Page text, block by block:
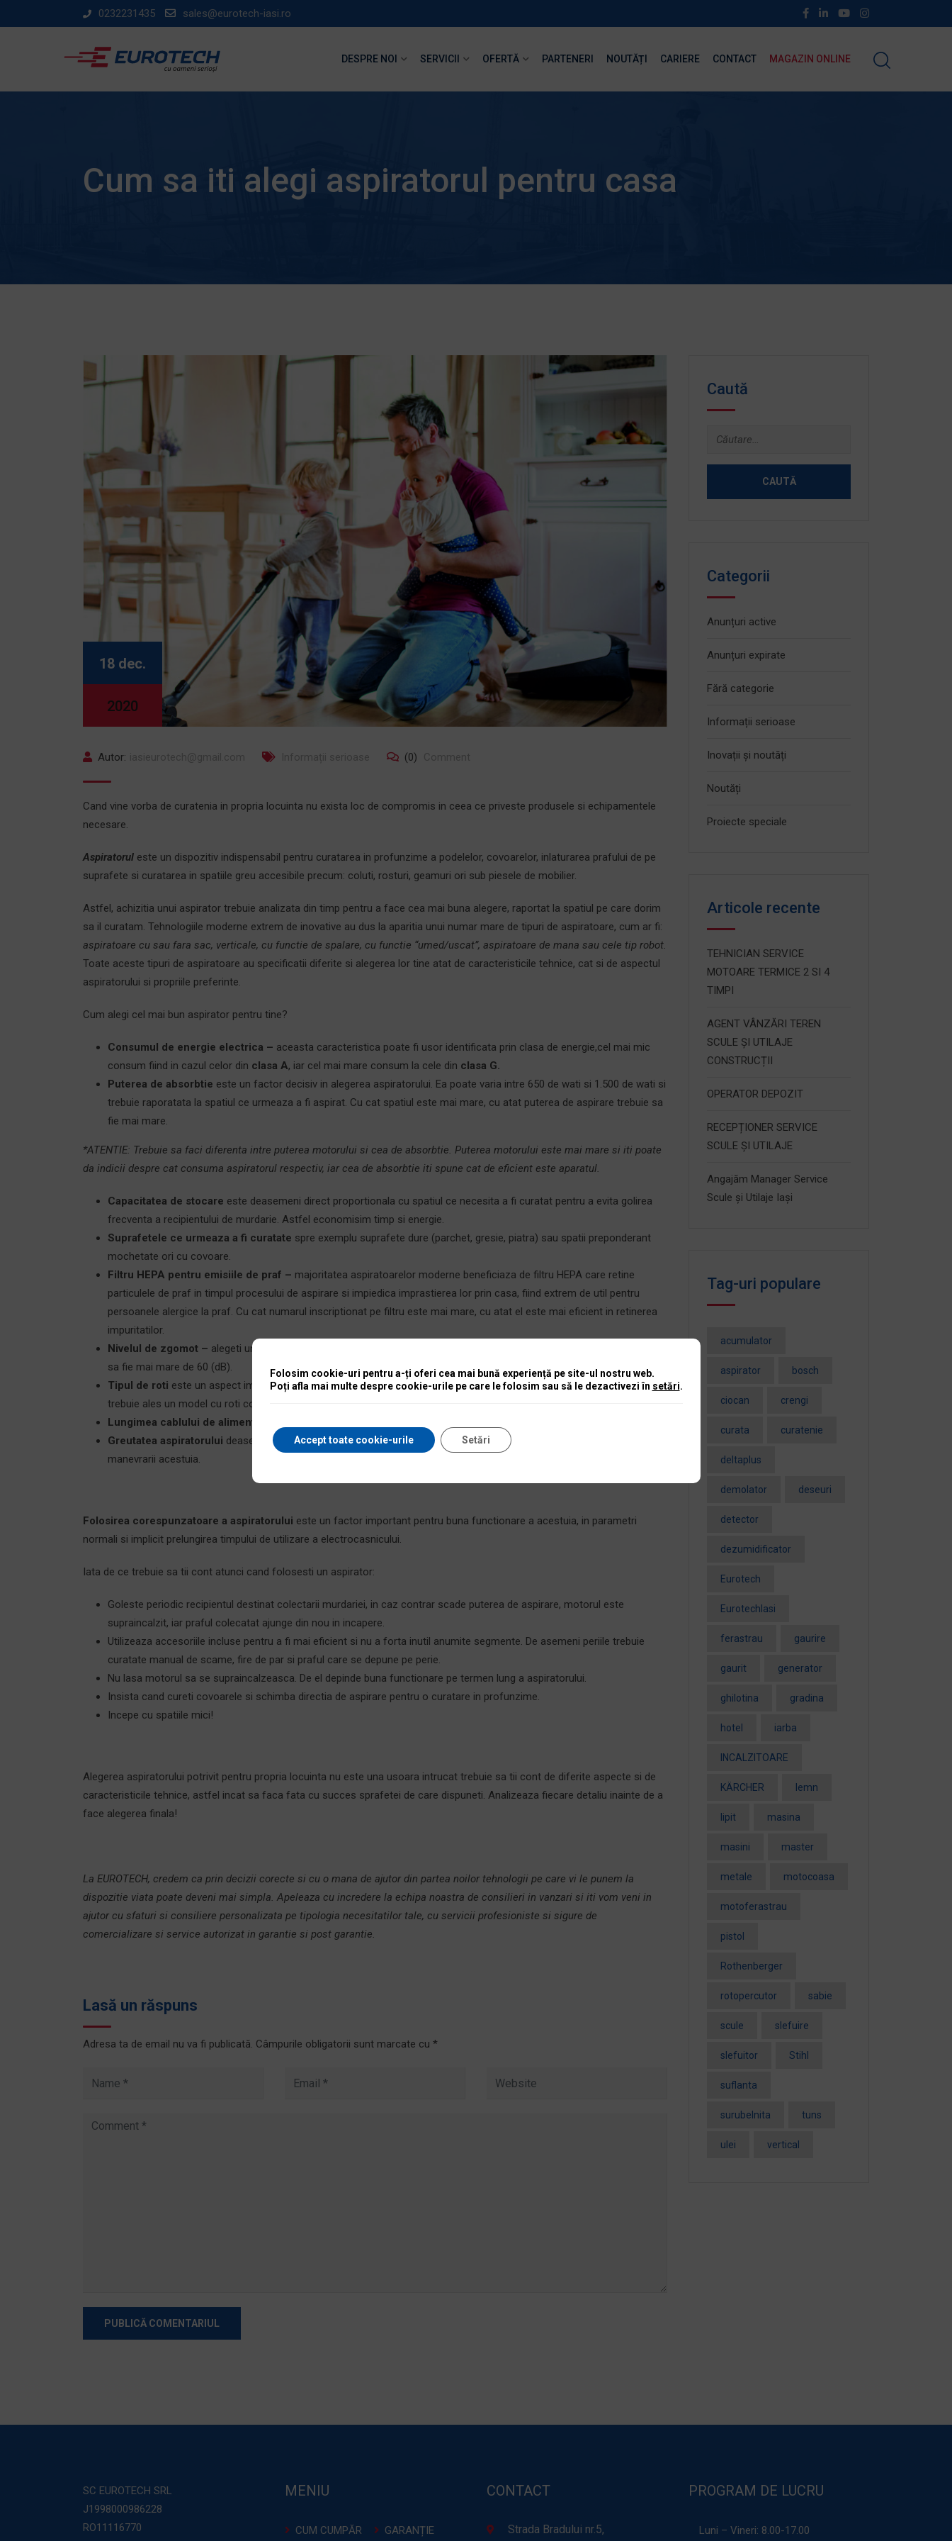
to
0232231435 sales@eurotech-iasi.ro
DESPRE NOI SERVICII OFERTĂ PARTENERI NOUTĂȚI CARIERE CONTACT MAGAZIN ONLINE
Cum sa iti alegi aspiratorul pentru casa
18 dec.
2020
Autor: (0)
Cand vine vorba de curatenia in propria locuinta nu exista loc de compromis in ceea ce priveste produsele si echipamentele
necesare.
Aspiratorul este un dispozitiv indispensabil pentru curatarea in profunzime a podelelor, covoarelor, inlaturarea prafului de pe
suprafete si curatarea in spatiile greu accesibile precum: coluti, rosturi, geamuri ori sub piesele de mobilier.
Astfel, achizitia unui aspirator trebuie analizata din timp pentru a face cea mai buna alegere, raportat la spatiul pe care dorim
sa il curatam. Tehnologiile moderne extrem de inovative au dus la aparitia unui numar mare de tipuri de aspiratoare, cum ar fi:
aspiratoare cu sau fara sac, verticale, cu functie de spalare, cu functie “umed/uscat”, aspiratoare de mana sau cele tip robot.
Toate aceste tipuri de aspiratoare au specificatii diferite si alegerea lor tine atat de caracteristicile tehnice, cat si de aspectul
aspiratorului si propriile preferinte.
Cum alegi cel mai bun aspirator pentru tine?
Consumul de energie electrica – aceasta caracteristica poate fi usor identificata prin clasa de energie,cel mai mic
consum fiind in cazul celor din clasa A, iar cel mai mare consum la cele din clasa G.
Puterea de absorbtie este un factor decisiv in alegerea aspiratorului. Ea poate varia intre 650 de wati si 1.500 de wati si
trebuie raporatata la spatiul ce urmeaza a fi aspirat. Cu cat spatiul este mai mare, cu atat puterea de aspirare trebuie sa
fie mai mare.
*ATENTIE: Trebuie sa faci diferenta intre puterea motorului si cea de absorbtie. Puterea motorului este mai mare si iti poate
da indicii despre cat consuma aspiratorul respectiv, iar cea de absorbtie iti spune cat de eficient este aparatul.
Capacitatea de stocare este deasemeni direct proportionala cu spatiul ce necesita a fi curatat pentru a evita golirea
frecventa a recipientului de murdarie. Astfel economisim timp si energie.
Suprafetele ce urmeaza a fi curatate spre exemplu suprafete dure (parchet, gresie, piatra) sau spatii preponderant
mochetate ori cu covoare.
Filtru HEPA pentru emisiile de praf – majoritatea aspiratoarelor moderne beneficiaza de filtru HEPA care retine
particulele de praf in timpul procesului de aspirare si impiedica imprastierea lor prin casa, fiind extrem de util pentru
persoanele alergice la praf. Cu cat numarul inscriptionat pe filtru este mai mare, cu atat el este mai eficient in retinerea
impuritatilor.
Nivelul de zgomot – alegeti un aspirator silentios. Acest lucru poate fi identificat usor prin decibeli (dB), care nu trebuie
sa fie mai mare de 60 (dB).
Tipul de roti este un aspect important pentru cei care folosesc aspiratorul pentru curatarea parchetului. In acest caz
trebuie ales un model cu roti confectionate dintr-un plastic mai moale pentru a evita zgarierea suprafetei.
Lungimea cablului de alimentare
Greutatea aspiratorului deasemeni un alt aspect destul de important pentru a nu depune foarte mult efort in timpul
manevrarii acestuia.
Folosirea corespunzatoare a aspiratorului este un factor important pentru buna functionare a acestuia, in parametri
normali si implicit prelungirea timpului de utilizare a electrocasnicului.
Iata de ce trebuie sa tii cont atunci cand folosesti un aspirator:
Goleste periodic recipientul destinat colectarii murdariei, in caz contrar scade puterea de aspirare, motorul este
supraincalzit, iar praful colecatat ajunge din nou in incapere.
Utilizeaza accesoriile incluse pentru a fi mai eficient si nu a forta inutil anumite segmente. De asemeni periile trebuie
curatate manual de scame, fire de par si praful care se depune pe perie.
Nu lasa motorul sa se supraincalzeasca. De el depinde buna functionare pe termen lung a aspiratorului.
Insista cand cureti covoarele si schimba directia de aspirare pentru o curatare in profunzime.
Incepe cu spatiile mici!
Alegerea aspiratorului potrivit pentru propria locuinta nu este una usoara intrucat trebuie sa tii cont de diferite aspecte si de
caracteristicile tehnice, astfel incat sa faca fata cu succes sprafetei de care dispuneti. Analizeaza fiecare detaliu inainte de a
face alegerea finala!
La EUROTECH, credem ca prin decizii corecte si cu o mana de ajutor din partea noilor tehnologii pe care vi le punem la
dispozitie viata poate deveni mai simpla. Apeleaza cu incredere la echipa noastra de consilieri in vanzari si iti vom veni in
ajutor cu sfaturi si consiliere personalizata pe tipologia necesitatilor tale, cu servicii profesioniste si sigure de
comercializare si service autorizat in garantie si post garantie.
Lasă un răspuns
Adresa ta de email nu va fi publicată. Câmpurile obligatorii sunt marcate cu *
Caută
Caută
Categorii
Anunțuri active
Anunțuri expirate
Fără categorie
Informații serioase
Inovații și noutăți
Noutăți
Proiecte speciale
Articole recente
TEHNICIAN SERVICE
MOTOARE TERMICE 2 SI 4
TIMPI
AGENT VÂNZĂRI TEREN
SCULE ȘI UTILAJE
CONSTRUCȚII
OPERATOR DEPOZIT
RECEPȚIONER SERVICE
SCULE ȘI UTILAJE
Angajăm Manager Service
Scule și Utilaje Iași
Tag-uri populare
acumulator
aspirator bosch
ciocan crengi
curata curatenie
deltaplus
demolator deseuri
detector
dezumidificator
Eurotech
EurotechIasi
ferastrau gaurire
gaurit generator
ghilotina gradina
hotel iarba
INCALZITOARE
KÄRCHER lemn
lipit masina
masini master
metale motocoasa
motoferastrau
pistol
Rothenberger
rotopercutor sabie
scule slefuire
slefuitor Stihl
suflanta
surubelnita tuns
ulei vertical
SC EUROTECH SRL
J1998000986228
RO11116770
MENIU
CUM CUMPĂR GARANȚIE
CONTACT
Strada Bradului nr.5,
PROGRAM DE LUCRU
Luni – Vineri: 8.00-17.00
Folosim cookie-uri pentru a-ți oferi cea mai bună experiență pe site-ul nostru web.
Poți afla mai multe despre cookie-urile pe care le folosim sau să le dezactivezi în setări.
Accept toate cookie-urile Setări